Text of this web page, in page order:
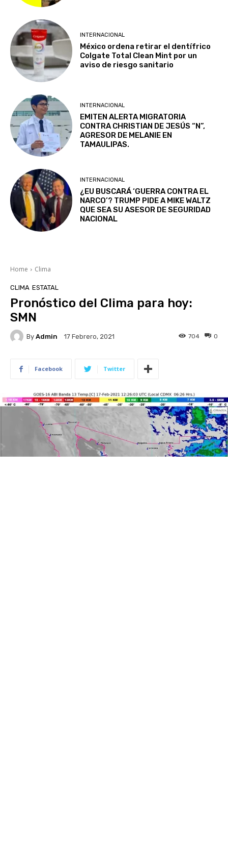
INTERNACIONAL
México ordena retirar el dentífrico
Colgate Total Clean Mint por un
aviso de riesgo sanitario
INTERNACIONAL
EMITEN ALERTA MIGRATORIA
CONTRA CHRISTIAN DE JESÚS “N”,
AGRESOR DE MELANIE EN
TAMAULIPAS.
INTERNACIONAL
¿EU BUSCARÁ ‘GUERRA CONTRA EL
NARCO’? TRUMP PIDE A MIKE WALTZ
QUE SEA SU ASESOR DE SEGURIDAD
NACIONAL